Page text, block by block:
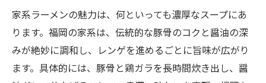
家系ラーメンの魅力は、何といっても濃厚なスープにあ
ります。福岡の家系は、伝統的な豚骨のコクと醤油の深
みが絶妙に調和し、レンゲを進めるごとに旨味が広がり
ます。具体的には、豚骨と鶏ガラを長時間炊き出し、醤